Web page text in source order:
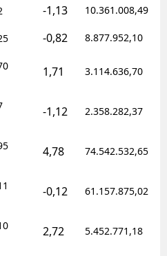
-1,13 10.361.008,49
-0,82 8.877.952,10
1,71 3.114.636,70
-1,12 2.358.282,37
4,78 74.542.532,65
-0,12 61.157.875,02
2,72 5.452.771,18